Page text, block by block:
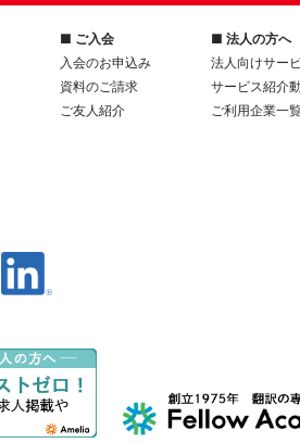
■ ご入会
入会のお申込み
資料のご請求
ご友人紹介
■ 法人の方へ
法人向けサー
サービス紹介
ご利用企業一